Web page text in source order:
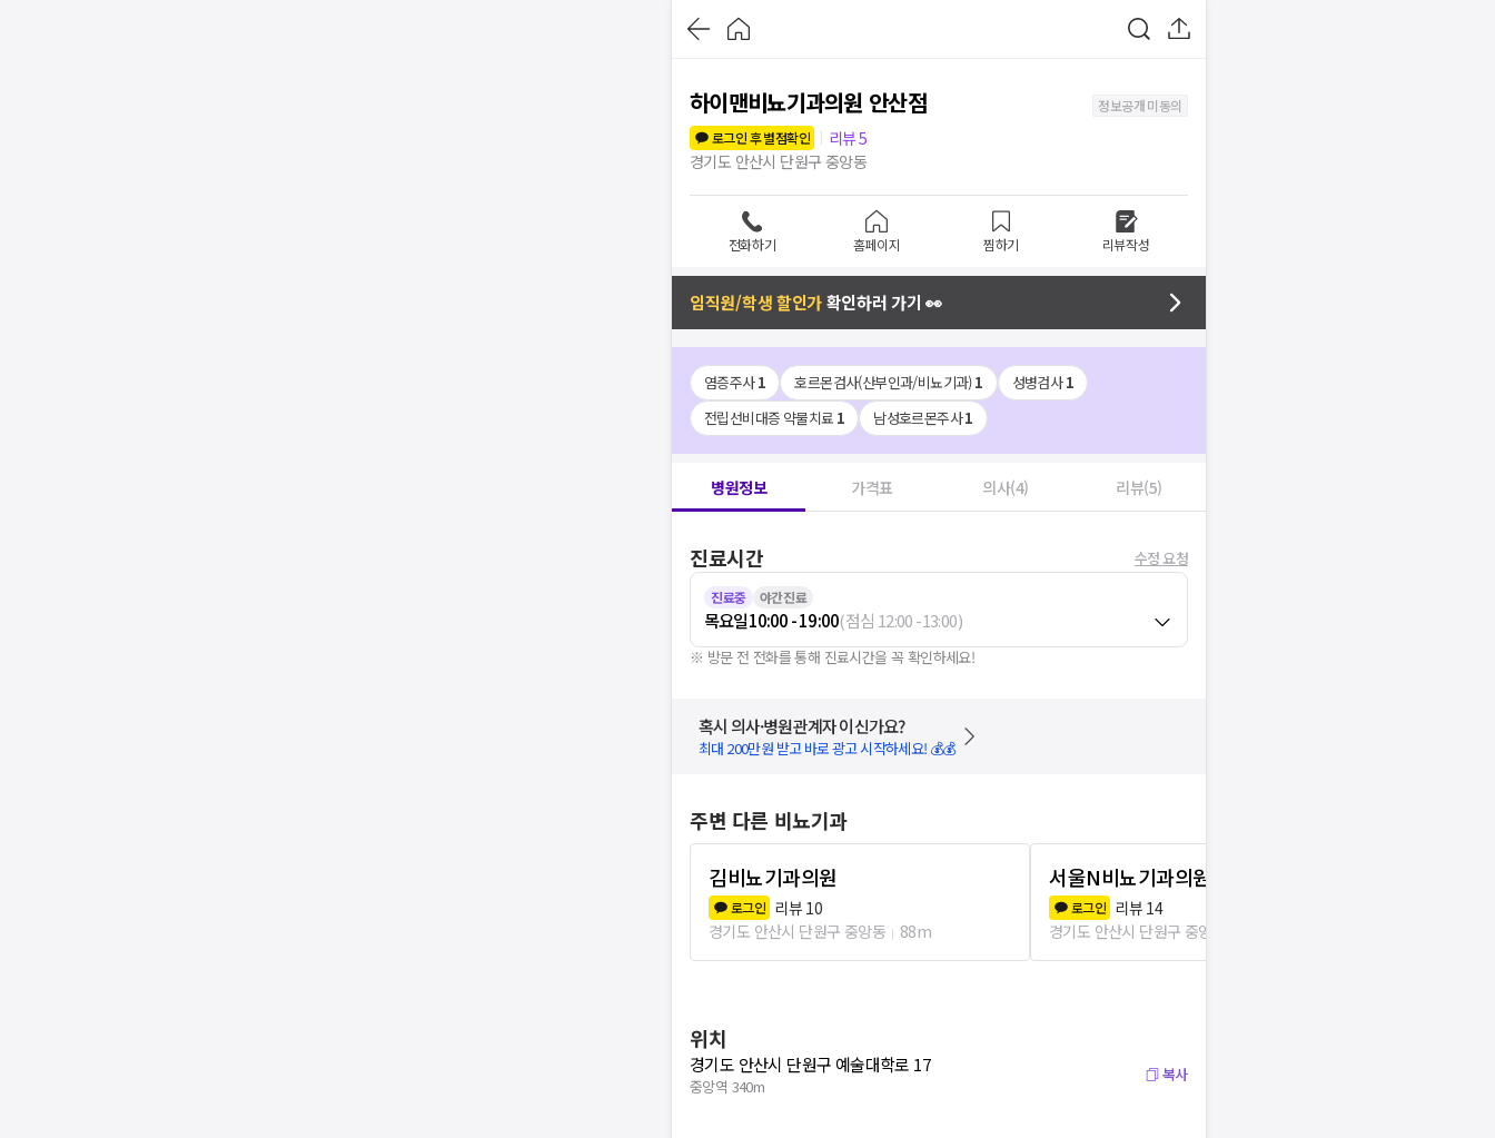
하이맨비뇨기과의원 안산점
정보공개 미동의
로그인 후 별점확인
리뷰5
경기도 안산시 단원구 중앙동
전화하기 홈페이지 찜하기 리뷰작성
임직원/학생 할인가확인하러 가기 👀
염증주사1 호르몬검사(산부인과/비뇨기과)1 성병검사1
전립선비대증 약물치료 1 남성호르몬주사1
병원정보 가격표 의사(4) 리뷰(5)
진료시간 수정 요청
진료중 야간진료
목요일10:00 - 19:00(점심 12:00-13:00)
※ 방문 전 전화를 통해 진료시간을 꼭 확인하세요!
혹시 의사·병원관계자 이신가요?
최대 200만원 받고 바로 광고 시작하세요! 💰💰
주변 다른 비뇨기과
김비뇨기과의원
로그인 리뷰 10
경기도 안산시 단원구 중앙동
88m
서울N비뇨기과의원 안산점
로그인 리뷰 14
경기도 안산시 단원구 중앙동
위치
경기도 안산시 단원구 예술대학로 17
중앙역 340m
복사